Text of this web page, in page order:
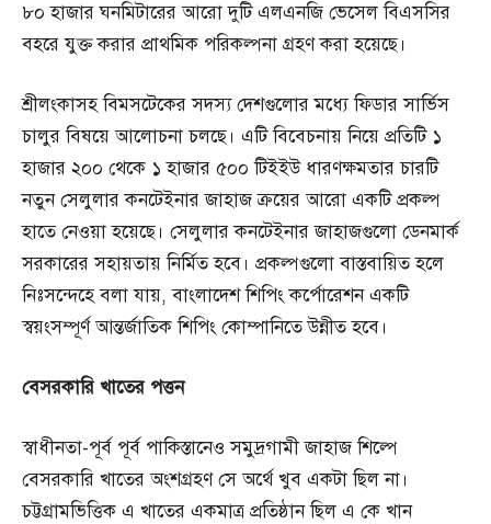
৮০ হাজার ঘনমিটারের আরো দুটি এলএনজি ভেসেল বিএসসির
বহরে যুক্ত করার প্রাথমিক পরিকল্পনা গ্রহণ করা হয়েছে।
শ্রীলংকাসহ বিমসটেকের সদস্য দেশগুলোর মধ্যে ফিডার সার্ভিস
চালুর বিষয়ে আলোচনা চলছে। এটি বিবেচনায় নিয়ে প্রতিটি ১
হাজার ২০০ থেকে ১ হাজার ৫০০ টিইইউ ধারণক্ষমতার চারটি
নতুন সেলুলার কনটেইনার জাহাজ ক্রয়ের আরো একটি প্রকল্প
হাতে নেওয়া হয়েছে। সেলুলার কনটেইনার জাহাজগুলো ডেনমার্ক
সরকারের সহায়তায় নির্মিত হবে। প্রকল্পগুলো বাস্তবায়িত হলে
নিঃসন্দেহে বলা যায়, বাংলাদেশ শিপিং কর্পোরেশন একটি
স্বয়ংসম্পূর্ণ আন্তর্জাতিক শিপিং কোম্পানিতে উন্নীত হবে।
বেসরকারিখাতের পত্তন
স্বাধীনতা-পূর্ব পূর্ব পাকিস্তানেও সমুদ্রগামী জাহাজ শিল্পে
বেসরকারি খাতের অংশগ্রহণ সে অর্থে খুব একটা ছিল না।
চট্টগ্রামভিত্তিক এ খাতের একমাত্র প্রতিষ্ঠান ছিল এ কে খান